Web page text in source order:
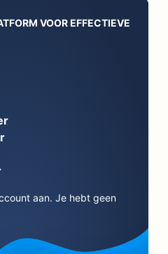
VOOR EFFECTIEVE
aan. Je hebt geen